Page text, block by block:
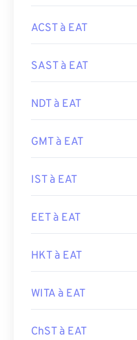
ACST à EAT
SAST à EAT
NDT à EAT
GMT à EAT
IST à EAT
EET à EAT
HKT à EAT
WITA à EAT
ChST à EAT